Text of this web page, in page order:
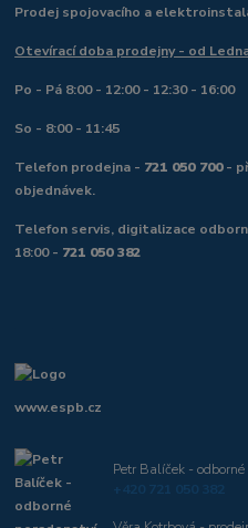
Prodej spojovacího a
Otevírací doba prodejny - od
Po - Pá 8:00 - 12:00 - 12:30 - 16:00
So - 8:00 - 11:45
Telefon prodejna - 721 050 700-
objednávek.
Telefon servis, digitalizace
18:00 - 721 050 382
www.espb.cz
Petr Balíček -
+420 721 050 382